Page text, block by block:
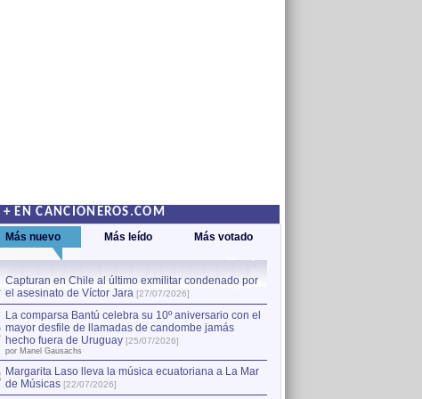
+ EN CANCIONEROS.COM
Más nuevo Más leído Más votado
Capturan en Chile al último exmilitar condenado por
el asesinato de Víctor Jara [27/07/2026]
La comparsa Bantú celebra su 10º aniversario con el
mayor desfile de llamadas de candombe jamás
hecho fuera de Uruguay [25/07/2026]
por Manel Gausachs
Margarita Laso lleva la música ecuatoriana a La Mar
de Músicas [22/07/2026]